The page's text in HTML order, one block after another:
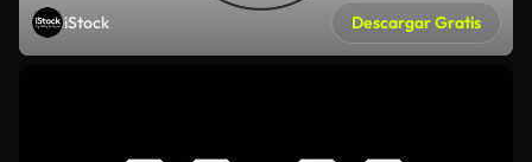
iStock Descargar Gratis